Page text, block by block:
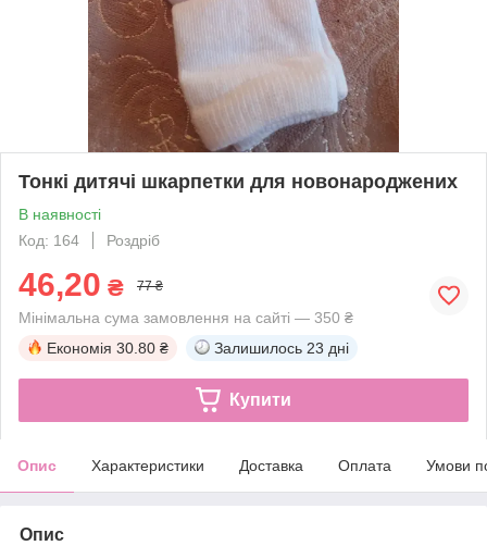
Тонкі дитячі шкарпетки для новонароджених
В наявності
Код: 164
Роздріб
46,20 ₴ 77 ₴
Мінімальна сума замовлення на сайті — 350 ₴
Економія 30.80 ₴ Залишилось 23 дні
Купити
Опис Характеристики Доставка Оплата Умови
Опис